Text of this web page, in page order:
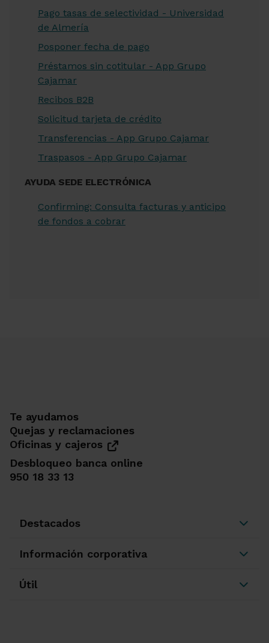
Pago tasas de selectividad - Universidad
de Almería
Posponer fecha de pago
Préstamos sin cotitular - App Grupo
Cajamar
Recibos B2B
Solicitud tarjeta de crédito
Transferencias - App Grupo Cajamar
Traspasos - App Grupo Cajamar
AYUDA SEDE ELECTRÓNICA
Confirming: Consulta facturas y anticipo
de fondos a cobrar
Te ayudamos
Quejas y reclamaciones
Oficinas y cajeros
Desbloqueo banca online
950 18 33 13
Destacados
Información corporativa
Útil